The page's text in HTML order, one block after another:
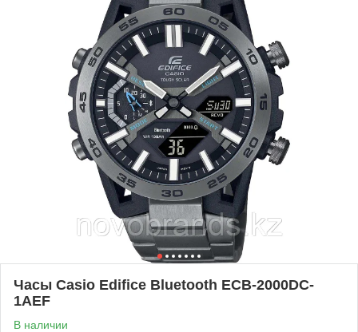
Часы Casio Edifice Bluetooth ECB-2000DC-
1AEF
В наличии